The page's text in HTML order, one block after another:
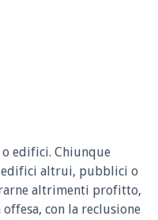
edifici. Chiunque
altrui, pubblici o
altrimenti profitto,
con la reclusione